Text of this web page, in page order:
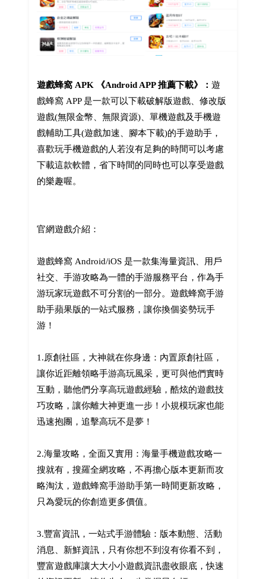
遊戲蜂窩 APK 《Android APP 推薦下載》： 遊
戲蜂窩 APP 是一款可以下載破解版遊戲、修改版
遊戲(無限金幣、無限資源)、單機遊戲及手機遊
戲輔助工具(遊戲加速、腳本下載)的手遊助手，
喜歡玩手機遊戲的人若沒有足夠的時間可以考慮
下載這款軟體，省下時間的同時也可以享受遊戲
的樂趣喔。
官網遊戲介紹：
遊戲蜂窩 Android/iOS 是一款集海量資訊、用戶
社交、手游攻略為一體的手游服務平台，作為手
游玩家玩遊戲不可分割的一部分。遊戲蜂窩手游
助手蘋果版的一站式服務，讓你換個姿勢玩手
游！
1.原創社區，大神就在你身邊：內置原創社區，
讓你近距離領略手游高玩風采，更可與他們實時
互動，聽他們分享高玩遊戲經驗，酷炫的遊戲技
巧攻略，讓你離大神更進一步！小規模玩家也能
迅速抱團，追擊高玩不是夢！
2.海量攻略，全面又實用：海量手機遊戲攻略一
搜就有，搜羅全網攻略，不再擔心版本更新而攻
略淘汰，遊戲蜂窩手游助手第一時間更新攻略，
只為愛玩的你創造更多價值。
3.豐富資訊，一站式手游體驗：版本動態、活動
消息、新鮮資訊，只有你想不到沒有你看不到，
豐富遊戲庫讓大大小小遊戲資訊盡收眼底，快速